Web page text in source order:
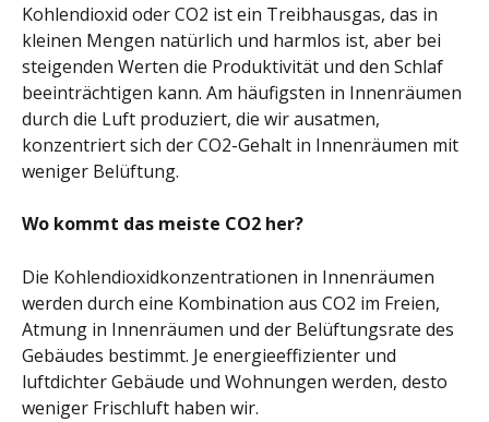
Kohlendioxid oder CO2 ist ein Treibhausgas, das in
kleinen Mengen natürlich und harmlos ist, aber bei
steigenden Werten die Produktivität und den Schlaf
beeinträchtigen kann. Am häufigsten in Innenräumen
durch die Luft produziert, die wir ausatmen,
konzentriert sich der CO2-Gehalt in Innenräumen mit
weniger Belüftung.
Wo kommt das meiste CO2 her?
Die Kohlendioxidkonzentrationen in Innenräumen
werden durch eine Kombination aus CO2 im Freien,
Atmung in Innenräumen und der Belüftungsrate des
Gebäudes bestimmt. Je energieeffizienter und
luftdichter Gebäude und Wohnungen werden, desto
weniger Frischluft haben wir.